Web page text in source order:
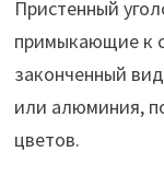
Пристенный
примыкающие к
законченный
или алюминия,
цветов.